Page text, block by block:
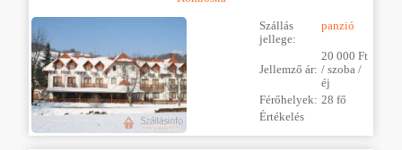
Szállás
jellege:
panzió
Jellemző ár:
20 000 Ft
/ szoba /
éj
Férőhelyek: 28 fő
Értékelés